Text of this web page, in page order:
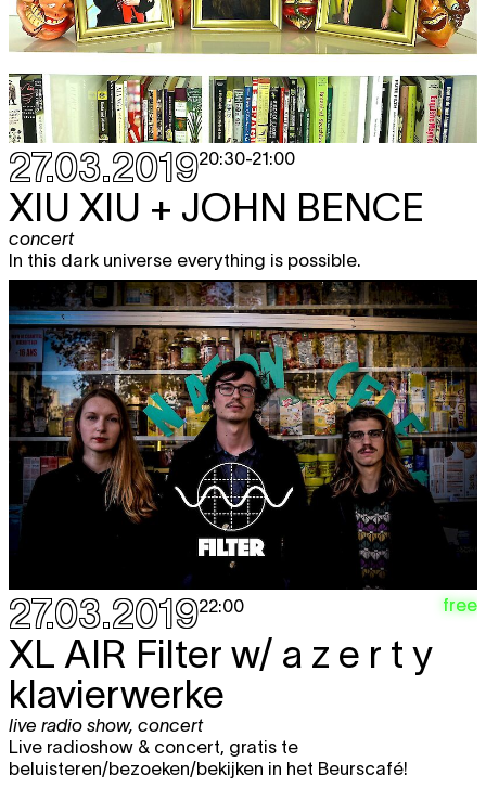
27.03.201920:30-21:00
XIU XIU + JOHN BENCE
concert
In this dark universe everything is possible.
27.03.201922:00 free
XL AIR Filter w/ a z e r t y
klavierwerke
live radio show, concert
Live radioshow & concert, gratis te
beluisteren/bezoeken/bekijken in het Beurscafé!